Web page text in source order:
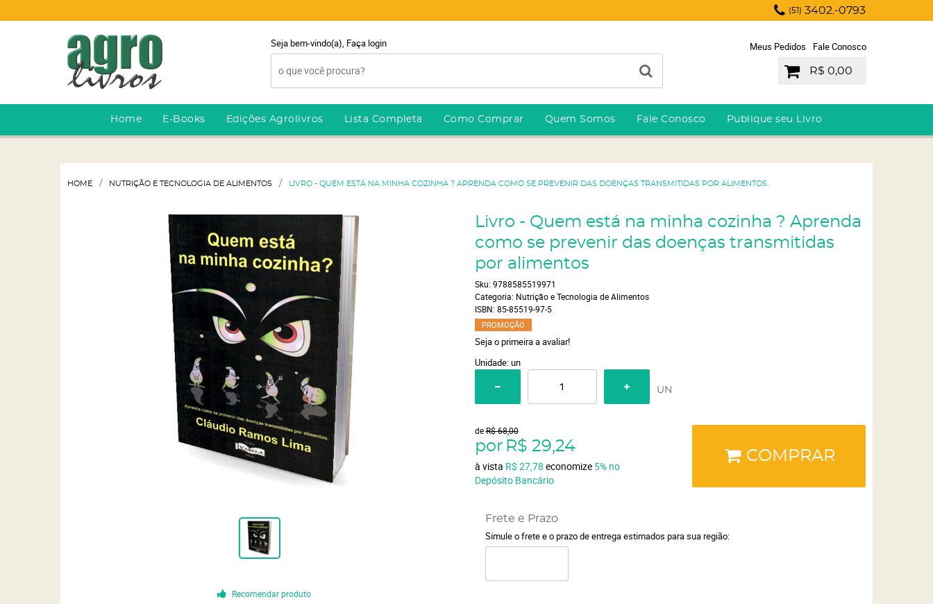
(51) 3402.-0793
Seja bem-vindo(a), Faça login Meus Pedidos Fale Conosco
R$ 0,00
Home E-Books Edições Agrolivros Lista Completa Como Comprar Quem Somos Fale Conosco Publique seu Livro
HOME NUTRIÇÃO E TECNOLOGIA DE ALIMENTOS LIVRO - QUEM ESTÁ NA MINHA COZINHA ? APRENDA COMO SE PREVENIR DAS DOENÇAS TRANSMITIDAS POR ALIMENTOS.
Recomendar produto
Livro - Quem está na minha cozinha ? Aprenda
como se prevenir das doenças transmitidas
por alimentos
Sku: 9788585519971
Categoria: Nutrição e Tecnologia de Alimentos
ISBN: 85-85519-97-5
PROMOÇÃO
Seja o primeira a avaliar!
Unidade: un
UN
deR$ 68,00
por R$ 29,24
à vista R$ 27,78 economize 5% no
Depósito Bancário
COMPRAR
Frete e Prazo
Simule o frete e o prazo de entrega estimados para sua região: